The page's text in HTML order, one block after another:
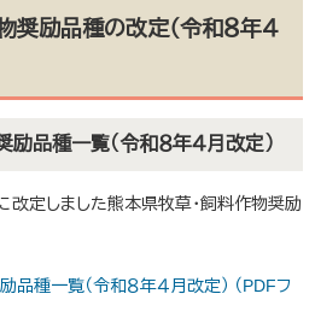
奨励品種の改定（令和８年４
品種一覧（令和８年４月改定）
に改定しました熊本県牧草・飼料作物奨励
品種一覧（令和８年４月改定） （PDFフ